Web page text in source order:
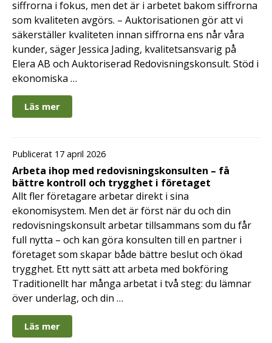
siffrorna i fokus, men det är i arbetet bakom siffrorna
som kvaliteten avgörs. – Auktorisationen gör att vi
säkerställer kvaliteten innan siffrorna ens når våra
kunder, säger Jessica Jading, kvalitetsansvarig på
Elera AB och Auktoriserad Redovisningskonsult. Stöd i
ekonomiska …
Läs mer
Publicerat 17 april 2026
Arbeta ihop med redovisningskonsulten – få
bättre kontroll och trygghet i företaget
Allt fler företagare arbetar direkt i sina
ekonomisystem. Men det är först när du och din
redovisningskonsult arbetar tillsammans som du får
full nytta – och kan göra konsulten till en partner i
företaget som skapar både bättre beslut och ökad
trygghet. Ett nytt sätt att arbeta med bokföring
Traditionellt har många arbetat i två steg: du lämnar
över underlag, och din …
Läs mer